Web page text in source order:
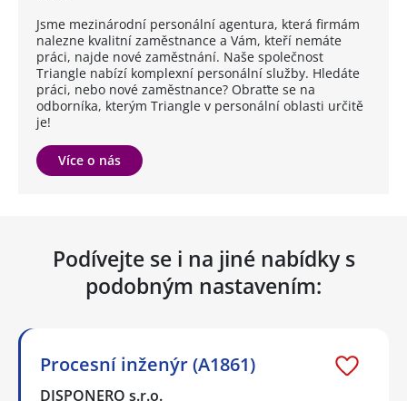
Jsme mezinárodní personální agentura, která firmám
nalezne kvalitní zaměstnance a Vám, kteří nemáte
práci, najde nové zaměstnání. Naše společnost
Triangle nabízí komplexní personální služby. Hledáte
práci, nebo nové zaměstnance? Obraťte se na
odborníka, kterým Triangle v personální oblasti určitě
je!
Více o nás
Podívejte se i na jiné nabídky s
podobným nastavením:
Procesní inženýr (A1861)
DISPONERO s.r.o.